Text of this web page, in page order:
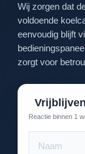
Wij zorgen dat
voldoende
eenvoudig blijft
zorgt voor
Reactie binnen 1